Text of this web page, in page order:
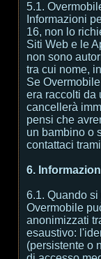
5.1.
Informazioni
16, non lo
Siti Web e le
non sono
tra cui nome,
Se
era raccolti da
cancellerà
pensi che
un bambino o
contattaci
6.
6.1. Quando
Overmobile
anonimizzati
esaustivo:
(persistente o